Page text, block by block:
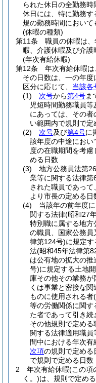
られた休日の全勤務
休日には、特に勤務
規の勤務時間において
(休暇の種類)
第11条
職員の休暇は
暇、介護休暇及び介護
(年次有給休暇)
第12条
年次有給休暇は
その日数は、一の年度
区分に応じて、 当該各
(1)
次号から第4号ま
児短時間勤務職員
にあっては、その
い範囲内で規則で定
(2)
次号及び第4号に
該年度の中途にお
度の在職期間を考
める日数
(3)
地方公務員法第
業等に関する法律第
された職員であっ
より市長の定める日
(4)
当該年の前年度
関する法律(昭和27
特別職に属する地
の職員、国家公務
律第124号)に規定
法(昭和45年法律第
は公有地の拡大の
号)に規定する土地
庫その他その業務
くは事業と密接な
ものに使用される者
等の労働関係に関
た者であって引き
その他規則で定め
関する法律適用職
間中における年次
次項の規則で定める
で規則で定める日数
2
年次有給休暇(この項
く。)は、規則で定め